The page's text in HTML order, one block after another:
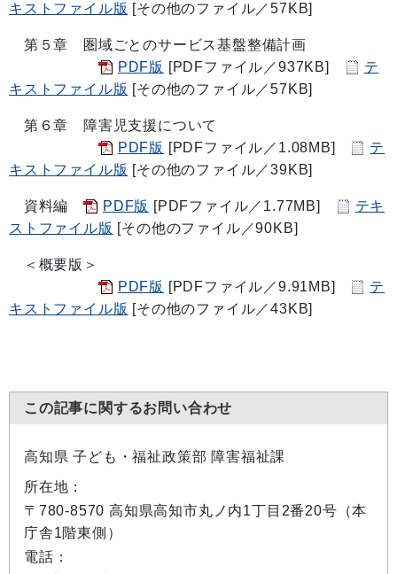
キストファイル版 [その他のファイル／57KB]
第５章 圏域ごとのサービス基盤整備計画
PDF版 [PDFファイル／937KB]
テ
キストファイル版 [その他のファイル／57KB]
第６章 障害児支援について
PDF版 [PDFファイル／1.08MB]
テ
キストファイル版 [その他のファイル／39KB]
資料編 PDF版 [PDFファイル／1.77MB]
テキ
ストファイル版 [その他のファイル／90KB]
＜概要版＞
PDF版 [PDFファイル／9.91MB]
テ
キストファイル版 [その他のファイル／43KB]
この記事に関するお問い合わせ
高知県 子ども・福祉政策部 障害福祉課
所在地：
〒780-8570 高知県高知市丸ノ内1丁目2番20号（本
庁舎1階東側）
電話：